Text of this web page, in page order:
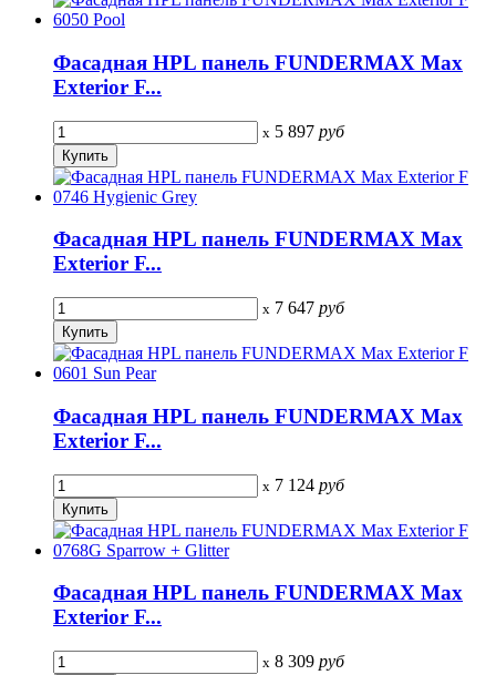
Фасадная HPL панель FUNDERMAX Max
Exterior F...
x 5 897 руб
Фасадная HPL панель FUNDERMAX Max
Exterior F...
x 7 647 руб
Фасадная HPL панель FUNDERMAX Max
Exterior F...
x 7 124 руб
Фасадная HPL панель FUNDERMAX Max
Exterior F...
x 8 309 руб